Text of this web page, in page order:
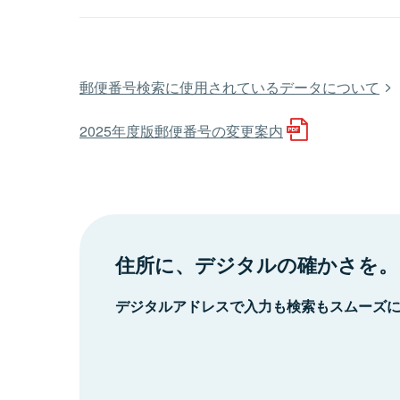
郵便番号検索に使用されているデータについて
2025年度版郵便番号の変更案内
住所に、デジタルの確かさを。
デジタルアドレスで入力も検索もスムーズ